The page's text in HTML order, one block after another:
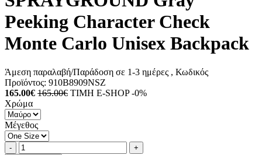
Peeking Character Check
Monte Carlo Unisex Backpack
Άμεση παραλαβή/Παράδοση σε 1-3 ημέρες , Κωδικός
Προϊόντος: 910B8909NSZ
165.00€ 165.00€ ΤΙΜΗ E-SHOP -0%
Χρώμα
Μέγεθος
Ποσότητα
-product.increase.quantity +